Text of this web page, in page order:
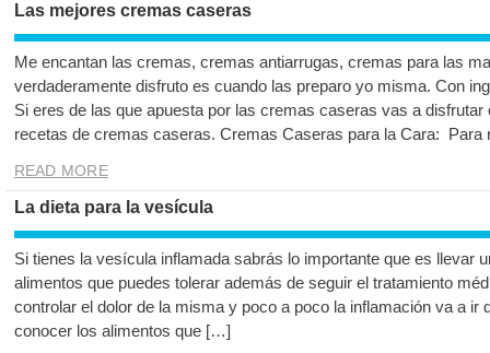
Las mejores cremas caseras
Me encantan las cremas, cremas antiarrugas, cremas para las
verdaderamente disfruto es cuando las preparo yo misma. Con
Si eres de las que apuesta por las cremas caseras vas a
recetas de cremas caseras. Cremas Caseras para la Cara:
READ MORE
La dieta para la vesícula
Si tienes la vesícula inflamada sabrás lo importante que es llevar
alimentos que puedes tolerar además de seguir el tratamiento
controlar el dolor de la misma y poco a poco la inflamación va a ir
conocer los alimentos que […]